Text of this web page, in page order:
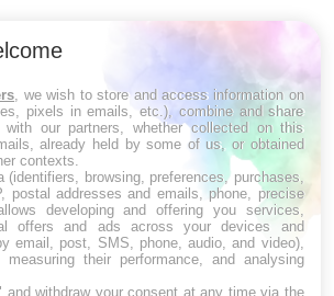
: une déformation des
globules rouges aux conséquences
de Charcot (Sclérose latérale
, we wish to store and access information on
pixels in emails, etc.), combine and share
with our partners, whether collected on this
already held by some of us, or obtained
contexts.
(identifiers, browsing, preferences, purchases,
postal addresses and emails, phone, precise
developing and offering you services,
offers and ads across your devices and
email, post, SMS, phone, audio, and video),
measuring their performance, and analysing
and withdraw your consent at any time via the